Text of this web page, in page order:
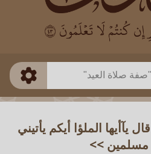
طريقة البحث
ذكي
يآأيها الملؤا أيكم يأتيني
مسلمين >>